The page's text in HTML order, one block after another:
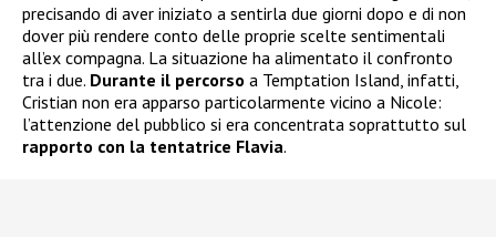
precisando di aver iniziato a sentirla due giorni dopo e di non
dover più rendere conto delle proprie scelte sentimentali
all’ex compagna. La situazione ha alimentato il confronto
tra i due. Durante il percorso a Temptation Island, infatti,
Cristian non era apparso particolarmente vicino a Nicole:
l’attenzione del pubblico si era concentrata soprattutto sul
rapporto con la tentatrice Flavia.